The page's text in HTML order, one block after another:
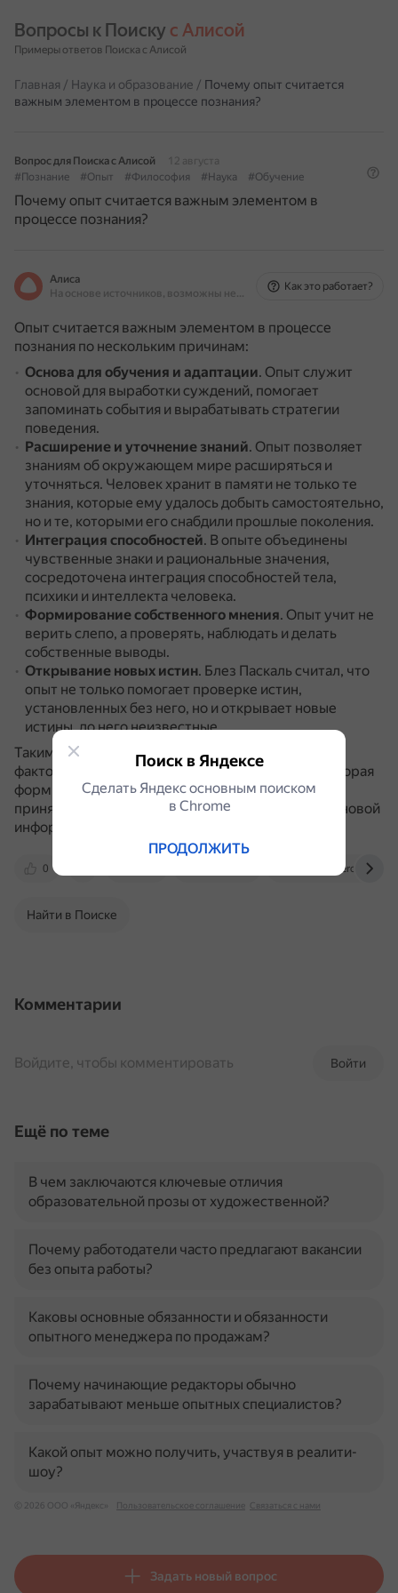
Вопросы к Поиску с Алисой
Примеры ответов Поиска с Алисой
Главная / Наука и образование / Почему опыт считается
важным элементом в процессе познания?
Вопрос для Поиска с Алисой
12 августа
#Познание
#Опыт #Философия #Наука #Обучение
Почему опыт считается важным элементом в
процессе познания?
Алиса
На основе источников, возможны неточности
Как это работает?
Опыт считается важным элементом в процессе
познания по нескольким причинам:
Основа для обучения и адаптации. Опыт служит
основой для выработки суждений, помогает
запоминать события и вырабатывать стратегии
поведения.
Расширение и уточнение знаний. Опыт позволяет
знаниям об окружающем мире расширяться и
уточняться. Человек хранит в памяти не только те
знания, которые ему удалось добыть самостоятельно,
но и те, которыми его снабдили прошлые поколения.
Интеграция способностей. В опыте объединены
чувственные знаки и рациональные значения,
сосредоточена интеграция способностей тела,
психики и интеллекта человека.
Формирование собственного мнения. Опыт учит не
верить слепо, а проверять, наблюдать и делать
собственные выводы.
Открывание новых истин. Блез Паскаль считал, что
опыт не только помогает проверке истин,
установленных без него, но и открывает новые
истины, до него неизвестные.
Таким образом, опыт — это не просто накопление
фактов или событий, а динамическая система, которая
формирует когнитивные карты мира, влияет на
принятие решений и лежит в основе адаптации к новой
информации и ситуациям.
0 www.dissercat.com
Найти в Поиске
Комментарии
Войти
Войдите, чтобы комментировать
Ещё по теме
В чем заключаются ключевые отличия
образовательной прозы от художественной?
Почему работодатели часто предлагают вакансии
без опыта работы?
Каковы основные обязанности и обязанности
опытного менеджера по продажам?
Почему начинающие редакторы обычно
зарабатывают меньше опытных специалистов?
Какой опыт можно получить, участвуя в реалити-
шоу?
© 2026 ООО «Яндекс» Пользовательское соглашение Связаться с нами
Задать новый вопрос
Поиск в Яндексе
Сделать Яндекс основным поиском
в Сhrome
ПРОДОЛЖИТЬ